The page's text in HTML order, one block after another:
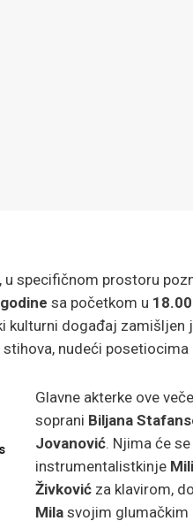
, u specifičnom prostoru
sa početkom u
kulturni događaj
nudeći
Glavne akterke ove
soprani Biljana
Jovanović. Njima će
instrumentalistkinje
Živković za klavirom,
Mila svojim